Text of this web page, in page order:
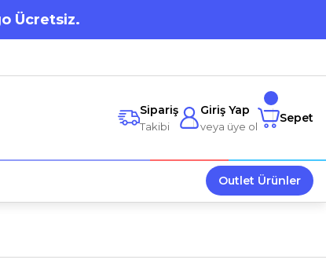
Ücretsiz.
Sipariş
Takibi
Giriş Yap
veya üye ol
Sepet
Outlet Ürünler